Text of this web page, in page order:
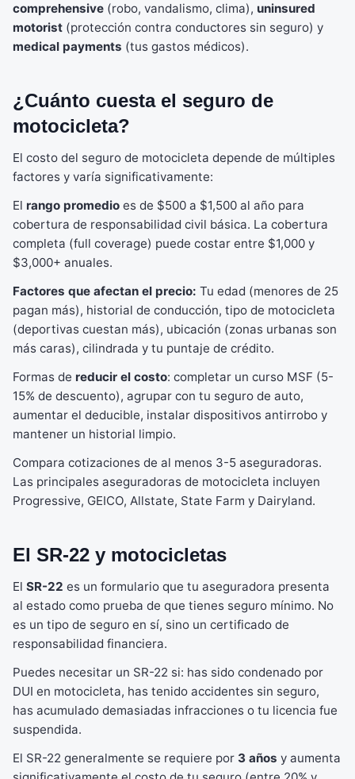
comprehensive (robo, vandalismo, clima), uninsured
motorist (protección contra conductores sin seguro) y
medical payments (tus gastos médicos).
¿Cuánto cuesta el seguro de
motocicleta?
El costo del seguro de motocicleta depende de múltiples
factores y varía significativamente:
El rango promedio es de $500 a $1,500 al año para
cobertura de responsabilidad civil básica. La cobertura
completa (full coverage) puede costar entre $1,000 y
$3,000+ anuales.
Factores que afectan el precio: Tu edad (menores de 25
pagan más), historial de conducción, tipo de motocicleta
(deportivas cuestan más), ubicación (zonas urbanas son
más caras), cilindrada y tu puntaje de crédito.
Formas de reducir el costo: completar un curso MSF (5-
15% de descuento), agrupar con tu seguro de auto,
aumentar el deducible, instalar dispositivos antirrobo y
mantener un historial limpio.
Compara cotizaciones de al menos 3-5 aseguradoras.
Las principales aseguradoras de motocicleta incluyen
Progressive, GEICO, Allstate, State Farm y Dairyland.
El SR-22 y motocicletas
El SR-22 es un formulario que tu aseguradora presenta
al estado como prueba de que tienes seguro mínimo. No
es un tipo de seguro en sí, sino un certificado de
responsabilidad financiera.
Puedes necesitar un SR-22 si: has sido condenado por
DUI en motocicleta, has tenido accidentes sin seguro,
has acumulado demasiadas infracciones o tu licencia fue
suspendida.
El SR-22 generalmente se requiere por 3 años y aumenta